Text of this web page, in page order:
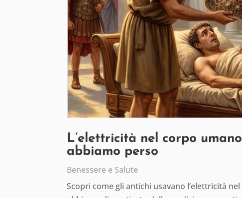
L’elettricità nel corpo
abbiamo perso
Benessere e Salute
Scopri come gli antichi usavano l’elettricità